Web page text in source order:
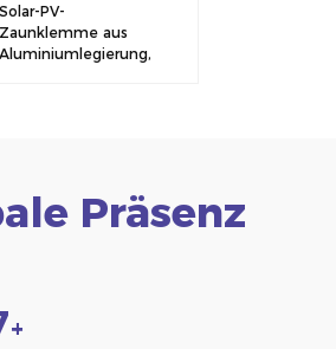
Solar-PV-
Zaunklemme aus
Aluminiumlegierung,
Präsenz
+